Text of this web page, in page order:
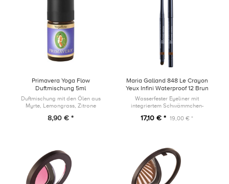
Primavera Yoga Flow
Duftmischung 5ml
Duftmischung mit den Ölen aus
Myrte, Lemongrass, Zitrone
8,90 € *
Maria Galland 848 Le Crayon
Yeux Infini Waterproof 12 Brun
Ambré
Wasserfester Eyeliner mit
integriertem Schwämmchen-
17,10 € * 19,00 € *